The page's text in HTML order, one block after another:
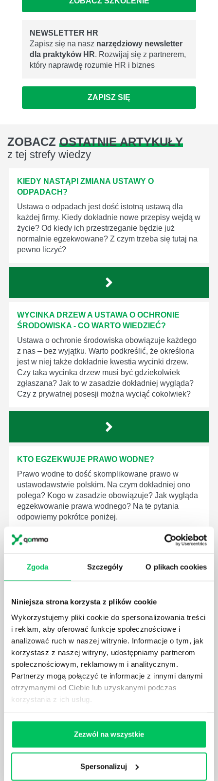
Zgoda Szczegóły O plikach cookies
Niniejsza strona korzysta z plików cookie
Wykorzystujemy pliki cookie do spersonalizowania treści
i reklam, aby oferować funkcje społecznościowe i
analizować ruch w naszej witrynie. Informacje o tym, jak
korzystasz z naszej witryny, udostępniamy partnerom
społecznościowym, reklamowym i analitycznym.
Partnerzy mogą połączyć te informacje z innymi danymi
otrzymanymi od Ciebie lub uzyskanymi podczas
korzystania z ich usług.
Zezwól na wszystkie
Spersonalizuj
NEWSLETTER HR
Zapisz się na nasz narzędziowy newsletter
dla praktyków HR. Rozwijaj się z partnerem,
który naprawdę rozumie HR i biznes
ZAPISZ SIĘ
ZOBACZ OSTATNIE ARTYKUŁY
z tej strefy wiedzy
KIEDY NASTĄPI ZMIANA USTAWY O
ODPADACH?
Ustawa o odpadach jest dość istotną ustawą dla
każdej firmy. Kiedy dokładnie nowe przepisy wejdą w
życie? Od kiedy ich przestrzeganie będzie już
normalnie egzekwowane? Z czym trzeba się tutaj na
pewno liczyć?
WYCINKA DRZEW A USTAWA O OCHRONIE
ŚRODOWISKA - CO WARTO WIEDZIEĆ?
Ustawa o ochronie środowiska obowiązuje każdego
z nas – bez wyjątku. Warto podkreślić, że określona
jest w niej także dokładnie kwestia wycinki drzew.
Czy taka wycinka drzew musi być gdziekolwiek
zgłaszana? Jak to w zasadzie dokładniej wygląda?
Czy z prywatnej posesji można wyciąć cokolwiek?
KTO EGZEKWUJE PRAWO WODNE?
Prawo wodne to dość skomplikowane prawo w
ustawodawstwie polskim. Na czym dokładniej ono
polega? Kogo w zasadzie obowiązuje? Jak wygląda
egzekwowanie prawa wodnego? Na te pytania
odpowiemy pokrótce poniżej.
GDZIE MOŻEMY ZAPOZNAĆ SIĘ Z
MEDYCZNYCH?
W związku z ogromnym rozwojem dzisiejszego
społeczeństwa wprowadzane jest coraz więcej reguł,
które mają za zadanie poprawić poszczególne
dziedziny gospodarki. Dzięki nim wszystkie firmy
będą zobowiązane przestrzegać zasad, których
wprowadzenie dąży do ujednolicenia jakości
produktów, które trafiają do klientów.
CZYM ZAJMUJE SIĘ AUDYTOR WEWNĘTRZNY
W każdym miejscu pracy osoby zatrudnione na